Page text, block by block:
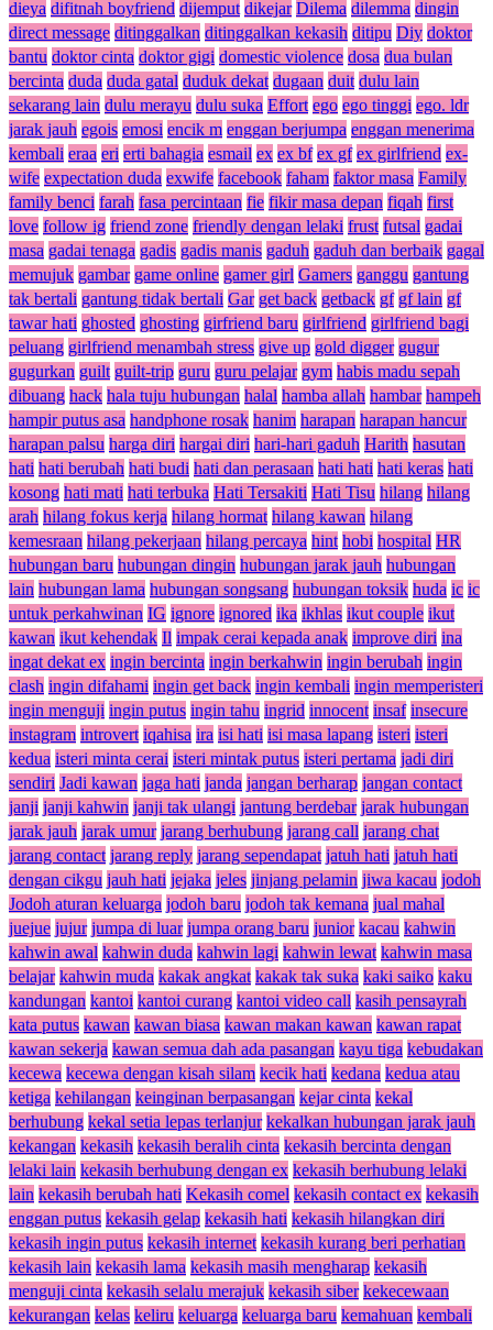
dieya difitnah boyfriend dijemput dikejar Dilema dilemma dingin
direct message ditinggalkan ditinggalkan kekasih ditipu Diy doktor
bantu doktor cinta doktor gigi domestic violence dosa dua bulan
bercinta duda duda gatal duduk dekat dugaan duit dulu lain
sekarang lain dulu merayu dulu suka Effort ego ego tinggi ego. ldr
jarak jauh egois emosi encik m enggan berjumpa enggan menerima
kembali eraa eri erti bahagia esmail ex ex bf ex gf ex girlfriend ex-
wife expectation duda exwife facebook faham faktor masa Family
family benci farah fasa percintaan fie fikir masa depan fiqah first
love follow ig friend zone friendly dengan lelaki frust futsal gadai
masa gadai tenaga gadis gadis manis gaduh gaduh dan berbaik gagal
memujuk gambar game online gamer girl Gamers ganggu gantung
tak bertali gantung tidak bertali Gar get back getback gf gf lain gf
tawar hati ghosted ghosting girfriend baru girlfriend girlfriend bagi
peluang girlfriend menambah stress give up gold digger gugur
gugurkan guilt guilt-trip guru guru pelajar gym habis madu sepah
dibuang hack hala tuju hubungan halal hamba allah hambar hampeh
hampir putus asa handphone rosak hanim harapan harapan hancur
harapan palsu harga diri hargai diri hari-hari gaduh Harith hasutan
hati hati berubah hati budi hati dan perasaan hati hati hati keras hati
kosong hati mati hati terbuka Hati Tersakiti Hati Tisu hilang hilang
arah hilang fokus kerja hilang hormat hilang kawan hilang
kemesraan hilang pekerjaan hilang percaya hint hobi hospital HR
hubungan baru hubungan dingin hubungan jarak jauh hubungan
lain hubungan lama hubungan songsang hubungan toksik huda ic ic
untuk perkahwinan IG ignore ignored ika ikhlas ikut couple ikut
kawan ikut kehendak Il impak cerai kepada anak improve diri ina
ingat dekat ex ingin bercinta ingin berkahwin ingin berubah ingin
clash ingin difahami ingin get back ingin kembali ingin memperisteri
ingin menguji ingin putus ingin tahu ingrid innocent insaf insecure
instagram introvert iqahisa ira isi hati isi masa lapang isteri isteri
kedua isteri minta cerai isteri mintak putus isteri pertama jadi diri
sendiri Jadi kawan jaga hati janda jangan berharap jangan contact
janji janji kahwin janji tak ulangi jantung berdebar jarak hubungan
jarak jauh jarak umur jarang berhubung jarang call jarang chat
jarang contact jarang reply jarang sependapat jatuh hati jatuh hati
dengan cikgu jauh hati jejaka jeles jinjang pelamin jiwa kacau jodoh
Jodoh aturan keluarga jodoh baru jodoh tak kemana jual mahal
juejue jujur jumpa di luar jumpa orang baru junior kacau kahwin
kahwin awal kahwin duda kahwin lagi kahwin lewat kahwin masa
belajar kahwin muda kakak angkat kakak tak suka kaki saiko kaku
kandungan kantoi kantoi curang kantoi video call kasih pensayrah
kata putus kawan kawan biasa kawan makan kawan kawan rapat
kawan sekerja kawan semua dah ada pasangan kayu tiga kebudakan
kecewa kecewa dengan kisah silam kecik hati kedana kedua atau
ketiga kehilangan keinginan berpasangan kejar cinta kekal
berhubung kekal setia lepas terlanjur kekalkan hubungan jarak jauh
kekangan kekasih kekasih beralih cinta kekasih bercinta dengan
lelaki lain kekasih berhubung dengan ex kekasih berhubung lelaki
lain kekasih berubah hati Kekasih comel kekasih contact ex kekasih
enggan putus kekasih gelap kekasih hati kekasih hilangkan diri
kekasih ingin putus kekasih internet kekasih kurang beri perhatian
kekasih lain kekasih lama kekasih masih mengharap kekasih
menguji cinta kekasih selalu merajuk kekasih siber kekecewaan
kekurangan kelas keliru keluarga keluarga baru kemahuan kembali